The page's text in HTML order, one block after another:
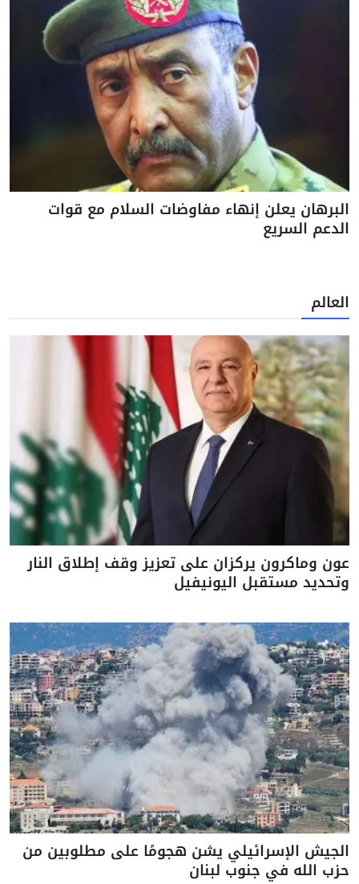
البرهان يعلن إنهاء مفاوضات السلام مع قوات
الدعم السريع
العالم
عون وماكرون يركزان على تعزيز وقف إطلاق النار
وتحديد مستقبل اليونيفيل
الجيش الإسرائيلي يشن هجومًا على مطلوبين من
حزب الله في جنوب لبنان